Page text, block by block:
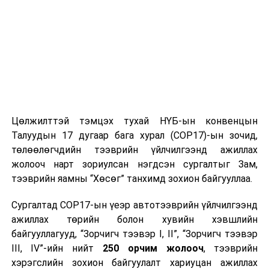
УРЬДЧИЛАН МЭДЭЭЛЭХ ХЭЛТЭС
УНШСАН: 2730
ДАРААХ МЭДЭЭ
"Цахим орчинд хөг нэмье" онлайн фестиваль болно
ӨМНӨХ МЭДЭЭ
Хэрэглээний төлбөрөө цахимаар төлөөд урамшуулал
аваарай
Цөлжилттэй тэмцэх тухай НҮБ-ын конвенцын
Талуудын 17 дугаар бага хурал (COP17)-ын зочид,
төлөөлөгчдийн тээврийн үйлчилгээнд ажиллах
жолооч нарт зориулсан нэгдсэн сургалтыг Зам,
тээврийн яамны “Хөсөг” танхимд зохион байгууллаа.
Сургалтад COP17-ын үеэр автотээврийн үйлчилгээнд
ажиллах төрийн болон хувийн хэвшлийн
байгууллагууд, “Зорчигч тээвэр I, II”, “Зорчигч тээвэр
III, IV”-ийн нийт 250 орчим жолооч, тээврийн
хэрэгслийн зохион байгуулалт хариуцан ажиллах